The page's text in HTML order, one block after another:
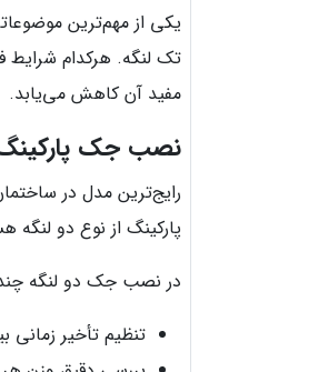
یکی از مهم‌ترین
تک لنگه. هرکدام شرایط
مفید آن کاهش می‌یابد.
نصب جک پارکینگ
رایج‌ترین مدل در
پارکینگ از نوع دو
در نصب جک دو لنگه
تنظیم تأخیر زمانی